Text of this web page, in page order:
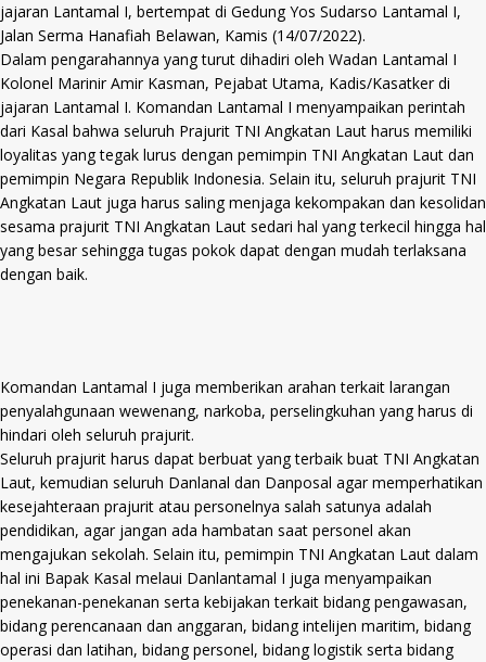
jajaran Lantamal I, bertempat di Gedung Yos Sudarso Lantamal I,
Jalan Serma Hanafiah Belawan, Kamis (14/07/2022).
Dalam pengarahannya yang turut dihadiri oleh Wadan Lantamal I
Kolonel Marinir Amir Kasman, Pejabat Utama, Kadis/Kasatker di
jajaran Lantamal I. Komandan Lantamal I menyampaikan perintah
dari Kasal bahwa seluruh Prajurit TNI Angkatan Laut harus memiliki
loyalitas yang tegak lurus dengan pemimpin TNI Angkatan Laut dan
pemimpin Negara Republik Indonesia. Selain itu, seluruh prajurit TNI
Angkatan Laut juga harus saling menjaga kekompakan dan kesolidan
sesama prajurit TNI Angkatan Laut sedari hal yang terkecil hingga hal
yang besar sehingga tugas pokok dapat dengan mudah terlaksana
dengan baik.
Komandan Lantamal I juga memberikan arahan terkait larangan
penyalahgunaan wewenang, narkoba, perselingkuhan yang harus di
hindari oleh seluruh prajurit.
Seluruh prajurit harus dapat berbuat yang terbaik buat TNI Angkatan
Laut, kemudian seluruh Danlanal dan Danposal agar memperhatikan
kesejahteraan prajurit atau personelnya salah satunya adalah
pendidikan, agar jangan ada hambatan saat personel akan
mengajukan sekolah. Selain itu, pemimpin TNI Angkatan Laut dalam
hal ini Bapak Kasal melaui Danlantamal I juga menyampaikan
penekanan-penekanan serta kebijakan terkait bidang pengawasan,
bidang perencanaan dan anggaran, bidang intelijen maritim, bidang
operasi dan latihan, bidang personel, bidang logistik serta bidang